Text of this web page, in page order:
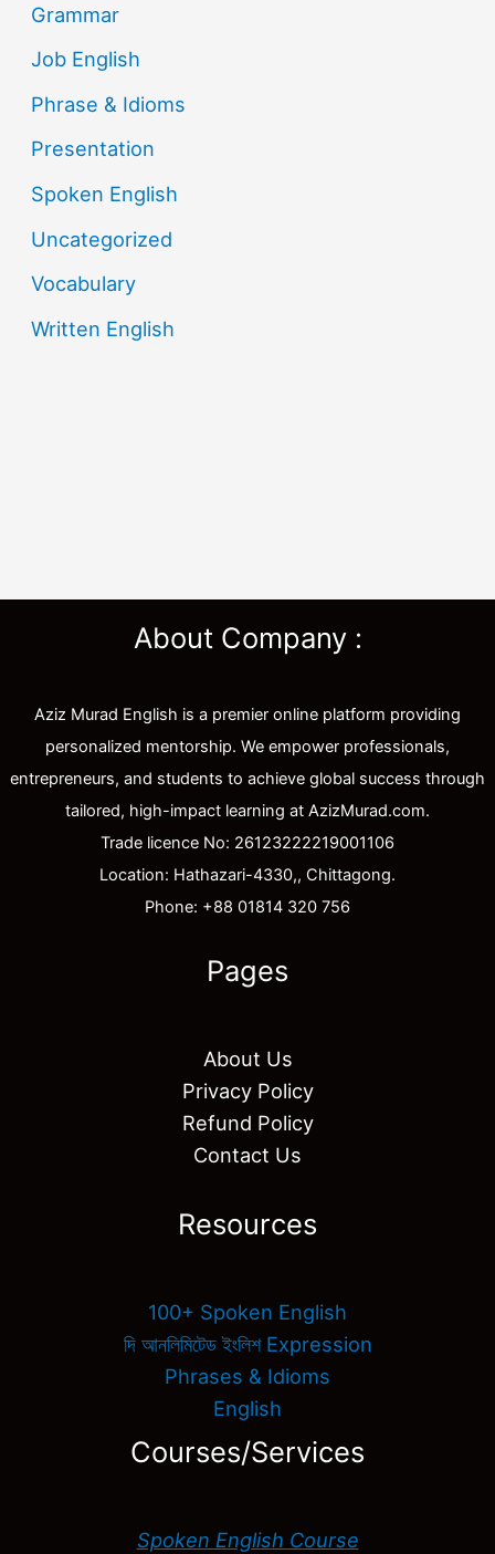
Grammar
Job English
Phrase & Idioms
Presentation
Spoken English
Uncategorized
Vocabulary
Written English
About Company :
Aziz Murad English is a premier online platform providing
personalized mentorship. We empower professionals,
entrepreneurs, and students to achieve global success through
tailored, high-impact learning at AzizMurad.com.
Trade licence No: 26123222219001106
Location: Hathazari-4330,, Chittagong.
Phone: +88 01814 320 756
Pages
About Us
Privacy Policy
Refund Policy
Contact Us
Resources
100+ Spoken English
দি আনলিমিটেড ইংলিশ Expression
Phrases & Idioms
English
Courses/Services
Spoken English Course